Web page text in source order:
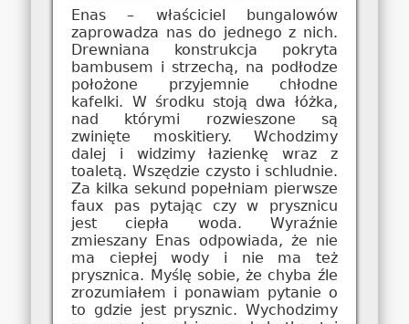
Enas – właściciel bungalowów
zaprowadza nas do jednego z nich.
Drewniana konstrukcja pokryta
bambusem i strzechą, na podłodze
położone przyjemnie chłodne
kafelki. W środku stoją dwa łóżka,
nad którymi rozwieszone są
zwinięte moskitiery. Wchodzimy
dalej i widzimy łazienkę wraz z
toaletą. Wszędzie czysto i schludnie.
Za kilka sekund popełniam pierwsze
faux pas pytając czy w prysznicu
jest ciepła woda. Wyraźnie
zmieszany Enas odpowiada, że nie
ma ciepłej wody i nie ma też
prysznica. Myślę sobie, że chyba źle
zrozumiałem i ponawiam pytanie o
to gdzie jest prysznic. Wychodzimy